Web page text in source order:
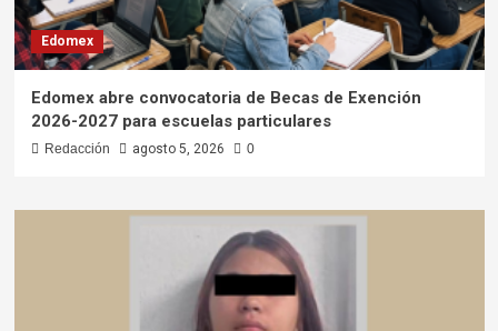
Edomex
Edomex abre convocatoria de Becas de Exención
2026-2027 para escuelas particulares
Redacción agosto 5, 2026 0